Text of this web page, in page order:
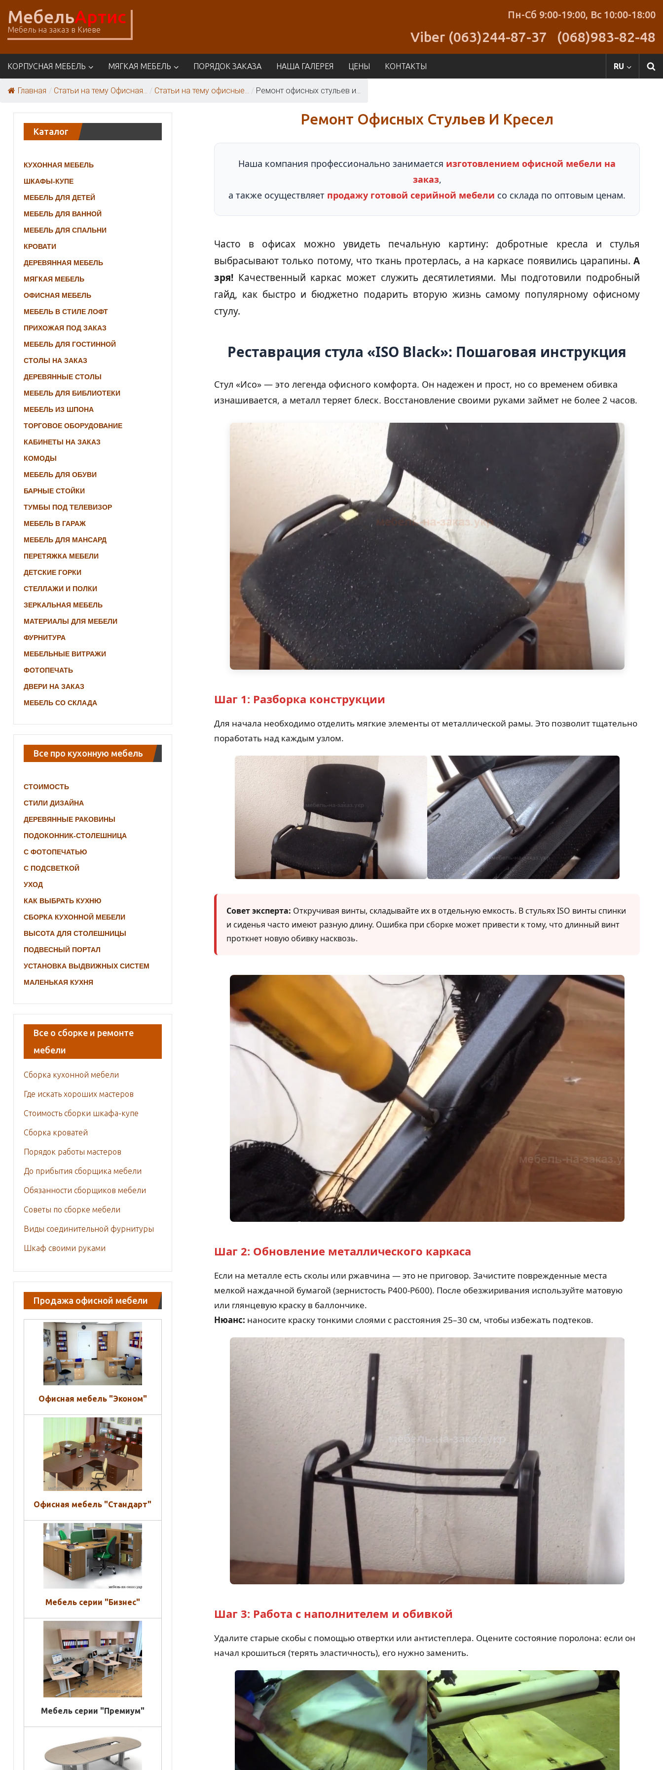
content
МебельАртис
Мебель на заказ в Киеве
Пн-Сб 9:00-19:00, Вс 10:00-18:00
Viber (063)244-87-37 (068)983-82-48
КОРПУСНАЯ МЕБЕЛЬ МЯГКАЯ МЕБЕЛЬ ПОРЯДОК ЗАКАЗА НАША ГАЛЕРЕЯ ЦЕНЫ КОНТАКТЫ RU
Главная / Статьи на тему Офисная... / Статьи на тему офисные... / Ремонт офисных стульев и...
Ремонт Офисных Стульев И Кресел
Наша компания профессионально занимается изготовлением офисной мебели на
заказ,
а также осуществляет продажу готовой серийной мебели со склада по оптовым ценам.
Часто в офисах можно увидеть печальную картину: добротные кресла и стулья
выбрасывают только потому, что ткань протерлась, а на каркасе появились царапины.А
зря!Качественный каркас может служить десятилетиями. Мы подготовили подробный
гайд, как быстро и бюджетно подарить вторую жизнь самому популярному офисному
стулу.
Реставрация стула «ISO Black»: Пошаговая инструкция
Стул «Исо» — это легенда офисного комфорта. Он надежен и прост, но со временем обивка
изнашивается, а металл теряет блеск. Восстановление своими руками займет не более 2 часов.
Шаг 1: Разборка конструкции
Для начала необходимо отделить мягкие элементы от металлической рамы. Это позволит тщательно
поработать над каждым узлом.
Совет эксперта: Откручивая винты, складывайте их в отдельную емкость. В стульях ISO винты спинки
и сиденья часто имеют разную длину. Ошибка при сборке может привести к тому, что длинный винт
проткнет новую обивку насквозь.
Шаг 2: Обновление металлического каркаса
Если на металле есть сколы или ржавчина — это не приговор. Зачистите поврежденные места
мелкой наждачной бумагой (зернистость P400-P600). После обезжиривания используйте матовую
или глянцевую краску в баллончике.
Нюанс: наносите краску тонкими слоями с расстояния 25–30 см, чтобы избежать подтеков.
Шаг 3: Работа с наполнителем и обивкой
Удалите старые скобы с помощью отвертки или антистеплера. Оцените состояние поролона: если он
начал крошиться (терять эластичность), его нужно заменить.
Каталог
КУХОННАЯ МЕБЕЛЬ
ШКАФЫ-КУПЕ
МЕБЕЛЬ ДЛЯ ДЕТЕЙ
МЕБЕЛЬ ДЛЯ ВАННОЙ
МЕБЕЛЬ ДЛЯ СПАЛЬНИ
КРОВАТИ
ДЕРЕВЯННАЯ МЕБЕЛЬ
МЯГКАЯ МЕБЕЛЬ
ОФИСНАЯ МЕБЕЛЬ
МЕБЕЛЬ В СТИЛЕ ЛОФТ
ПРИХОЖАЯ ПОД ЗАКАЗ
МЕБЕЛЬ ДЛЯ ГОСТИННОЙ
СТОЛЫ НА ЗАКАЗ
ДЕРЕВЯННЫЕ СТОЛЫ
МЕБЕЛЬ ДЛЯ БИБЛИОТЕКИ
МЕБЕЛЬ ИЗ ШПОНА
ТОРГОВОЕ ОБОРУДОВАНИЕ
КАБИНЕТЫ НА ЗАКАЗ
КОМОДЫ
МЕБЕЛЬ ДЛЯ ОБУВИ
БАРНЫЕ СТОЙКИ
ТУМБЫ ПОД ТЕЛЕВИЗОР
МЕБЕЛЬ В ГАРАЖ
МЕБЕЛЬ ДЛЯ МАНСАРД
ПЕРЕТЯЖКА МЕБЕЛИ
ДЕТСКИЕ ГОРКИ
СТЕЛЛАЖИ И ПОЛКИ
ЗЕРКАЛЬНАЯ МЕБЕЛЬ
МАТЕРИАЛЫ ДЛЯ МЕБЕЛИ
ФУРНИТУРА
МЕБЕЛЬНЫЕ ВИТРАЖИ
ФОТОПЕЧАТЬ
ДВЕРИ НА ЗАКАЗ
МЕБЕЛЬ СО СКЛАДА
Все про кухонную мебель
СТОИМОСТЬ
СТИЛИ ДИЗАЙНА
ДЕРЕВЯННЫЕ РАКОВИНЫ
ПОДОКОННИК-СТОЛЕШНИЦА
С ФОТОПЕЧАТЬЮ
С ПОДСВЕТКОЙ
УХОД
КАК ВЫБРАТЬ КУХНЮ
СБОРКА КУХОННОЙ МЕБЕЛИ
ВЫСОТА ДЛЯ СТОЛЕШНИЦЫ
ПОДВЕСНЫЙ ПОРТАЛ
УСТАНОВКА ВЫДВИЖНЫХ СИСТЕМ
МАЛЕНЬКАЯ КУХНЯ
Все о сборке и ремонте
мебели
Сборка кухонной мебели
Где искать хороших мастеров
Стоимость сборки шкафа-купе
Сборка кроватей
Порядок работы мастеров
До прибытия сборщика мебели
Обязанности сборщиков мебели
Советы по сборке мебели
Виды соединительной фурнитуры
Шкаф своими руками
Продажа офисной мебели
Офисная мебель "Эконом"
Офисная мебель "Стандарт"
Мебель серии "Бизнес"
Мебель серии "Премиум"